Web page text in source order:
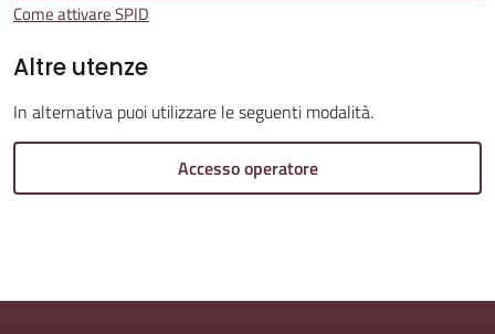
gli
argomenti...
Seguici
Come attivare SPID
Altre utenze
In alternativa puoi utilizzare le seguenti modalità.
Accesso operatore